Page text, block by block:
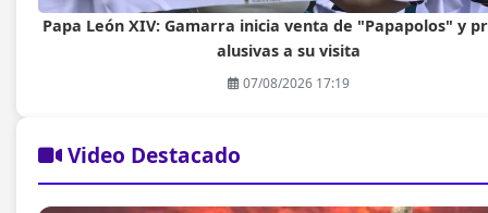
Papa León XIV: Gamarra inicia venta de "Papapolos" y
alusivas a su visita
07/08/2026 17:19
Video Destacado